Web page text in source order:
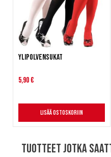
Ylipolvensukat
5,90 €
Lisää ostoskoriin
Tuotteet jotka